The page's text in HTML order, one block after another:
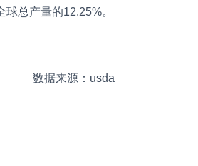
总产量的12.25%。
数据来源：usda